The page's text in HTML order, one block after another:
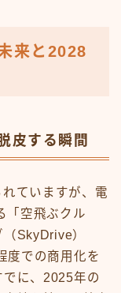
来と2028
皮する瞬間
ていますが、電
「空飛ぶクル
SkyDrive）
度での商用化を
でに、2025年の